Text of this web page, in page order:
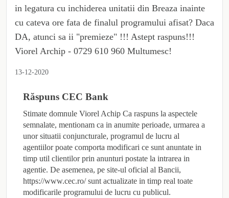
in legatura cu inchiderea unitatii din Breaza inainte
cu cateva ore fata de finalul programului afisat? Daca
DA, atunci sa ii "premieze" !!! Astept raspuns!!!
Viorel Archip - 0729 610 960 Multumesc!
13-12-2020
Răspuns CEC Bank
Stimate domnule Viorel Achip Ca raspuns la aspectele
semnalate, mentionam ca in anumite perioade, urmarea a
unor situatii conjuncturale, programul de lucru al
agentiilor poate comporta modificari ce sunt anuntate in
timp util clientilor prin anunturi postate la intrarea in
agentie. De asemenea, pe site-ul oficial al Bancii,
https://www.cec.ro/ sunt actualizate in timp real toate
modificarile programului de lucru cu publicul.